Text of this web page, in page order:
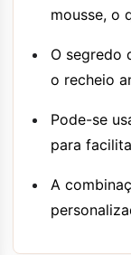
mousse, o
O segredo
o recheio
Pode-se
para
A